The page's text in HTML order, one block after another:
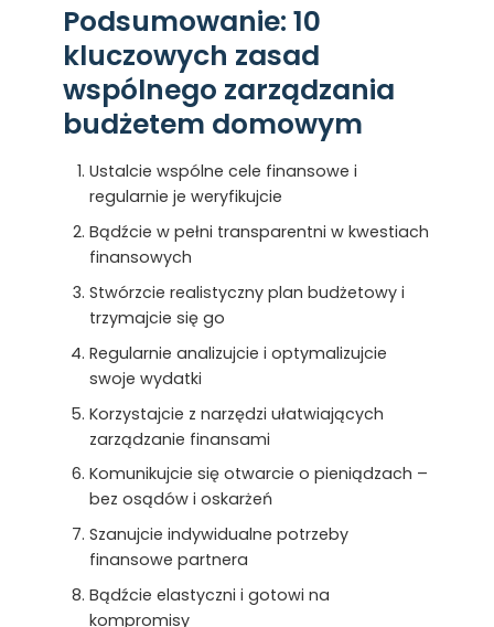
Podsumowanie: 10
kluczowych zasad
wspólnego zarządzania
budżetem domowym
Ustalcie wspólne cele finansowe i
regularnie je weryfikujcie
Bądźcie w pełni transparentni w kwestiach
finansowych
Stwórzcie realistyczny plan budżetowy i
trzymajcie się go
Regularnie analizujcie i optymalizujcie
swoje wydatki
Korzystajcie z narzędzi ułatwiających
zarządzanie finansami
Komunikujcie się otwarcie o pieniądzach –
bez osądów i oskarżeń
Szanujcie indywidualne potrzeby
finansowe partnera
Bądźcie elastyczni i gotowi na
kompromisy